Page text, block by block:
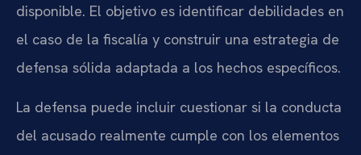
disponible. El objetivo es identificar debilidades en
el caso de la fiscalía y construir una estrategia de
defensa sólida adaptada a los hechos específicos.
La defensa puede incluir cuestionar si la conducta
del acusado realmente cumple con los elementos